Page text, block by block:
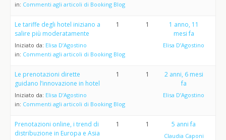
in: Commenti agli articoli di Booking Blog
Le tariffe degli hotel iniziano a
salire più moderatamente
Iniziato da: Elisa D’Agostino
in: Commenti agli articoli di Booking Blog
1 1
1 anno, 11
mesi fa
Elisa D’Agostino
Le prenotazioni dirette
guidano l’innovazione in hotel
Iniziato da: Elisa D’Agostino
in: Commenti agli articoli di Booking Blog
1 1
2 anni, 6 mesi
fa
Elisa D’Agostino
Prenotazioni online, i trend di
distribuzione in Europa e Asia
1 1 5 anni fa
Claudia Caponi